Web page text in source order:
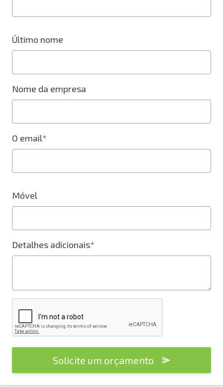
Último nome
Nome da empresa
O email*
Móvel
Detalhes adicionais*
Solicite um orçamento